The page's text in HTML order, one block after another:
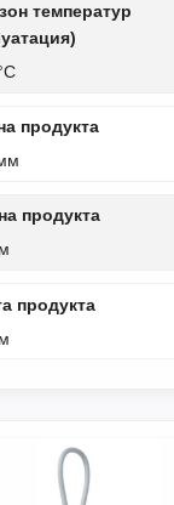
температур
продукта
продукта
продукта